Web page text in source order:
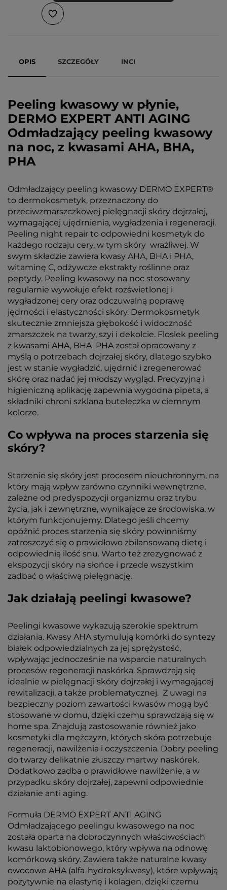
OPIS SZCZEGÓŁY INCI
Peeling kwasowy w płynie,
DERMO EXPERT ANTI AGING
Odmładzający peeling kwasowy
na noc, z kwasami AHA, BHA,
PHA
Odmładzający peeling kwasowy DERMO EXPERT®
to dermokosmetyk, przeznaczony do
przeciwzmarszczkowej pielęgnacji skóry dojrzałej,
wymagającej ujędrnienia, wygładzenia i regeneracji.
Peeling night repair to odpowiedni kosmetyk do
każdego rodzaju cery, w tym skóry wrażliwej. W
swym składzie zawiera kwasy AHA, BHA i PHA,
witaminę C, odżywcze ekstrakty roślinne oraz
peptydy. Peeling kwasowy na noc stosowany
regularnie wywołuje efekt rozświetlonej i
wygładzonej cery oraz odczuwalną poprawę
jędrności i elastyczności skóry. Dermokosmetyk
skutecznie zmniejsza głębokość i widoczność
zmarszczek na twarzy, szyi i dekolcie. Floslek peeling
z kwasami AHA, BHA PHA został opracowany z
myślą o potrzebach dojrzałej skóry, dlatego szybko
jest w stanie wygładzić, ujędrnić i zregenerować
skórę oraz nadać jej młodszy wygląd. Precyzyjną i
higieniczną aplikację zapewnia wygodna pipeta, a
składniki chroni szklana buteleczka w ciemnym
kolorze.
Co wpływa na proces starzenia się
skóry?
Starzenie się skóry jest procesem nieuchronnym, na
który mają wpływ zarówno czynniki wewnętrzne,
zależne od predyspozycji organizmu oraz trybu
życia, jak i zewnętrzne, wynikające ze środowiska, w
którym funkcjonujemy. Dlatego jeśli chcemy
opóźnić proces starzenia się skóry powinniśmy
zatroszczyć się o prawidłowo zbilansowaną dietę i
odpowiednią ilość snu. Warto też zrezygnować z
ekspozycji skóry na słońce i przede wszystkim
zadbać o właściwą pielęgnację.
Jak działają peelingi kwasowe?
Peelingi kwasowe wykazują szerokie spektrum
działania. Kwasy AHA stymulują komórki do syntezy
białek odpowiedzialnych za jej sprężystość,
wpływając jednocześnie na wsparcie naturalnych
procesów regeneracji naskórka. Sprawdzają się
idealnie w pielęgnacji skóry dojrzałej i wymagającej
rewitalizacji, a także problematycznej. Z uwagi na
bezpieczny poziom zawartości kwasów mogą być
stosowane w domu, dzięki czemu sprawdzają się w
home spa. Znajdują zastosowanie również jako
kosmetyki dla mężczyzn, których skóra potrzebuje
regeneracji, nawilżenia i oczyszczenia. Dobry peeling
do twarzy delikatnie złuszczy martwy naskórek.
Dodatkowo zadba o prawidłowe nawilżenie, a w
przypadku skóry dojrzałej, zapewni odpowiednie
działanie anti aging.
Formuła DERMO EXPERT ANTI AGING
Odmładzającego peelingu kwasowego na noc
została oparta na dobroczynnych właściwościach
kwasu laktobionowego, który wpływa na odnowę
komórkową skóry. Zawiera także naturalne kwasy
owocowe AHA (alfa-hydroksykwasy), które wpływają
pozytywnie na elastynę i kolagen, dzięki czemu